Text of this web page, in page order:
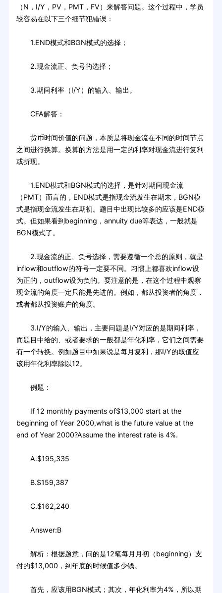
（N，I/Y，PV，PMT，FV）来解答问题。这个过程中，学员
较容易在以下三个细节犯错误：
1.END模式和BGN模式的选择；
2.现金流正、负号的选择；
3.期间利率（I/Y）的输入、输出。
CFA解答：
货币时间价值的问题，本质是将现金流在不同的时间节点
之间进行换算。换算的方法是用一定的利率对现金流进行复利
或折现。
1.END模式和BGN模式的选择，是针对期间现金流
（PMT）而言的，END模式是指现金流发生在期末，BGN模
式是指现金流发生在期初。题目中出现比较多的应该是END模
式。但如果看到beginning，annuity due等表达，一般就是
BGN模式了。
2.现金流的正、负号选择，需要遵循一个总的原则，就是
inflow和outflow的符号一定要不同。习惯上都喜欢inflow设
为正的，outflow设为负的。要注意的是，在这个过程中观察
现金流的角度一定只能是先进的。例如，都从投资者的角度，
或者都从投资账户的角度。
3.I/Y的输入、输出，主要问题是I/Y对应的是期间利率，
而题目中给的、或者要求的一般都是年化利率，它们之间需要
有一个转换。例如题目中如果说是每月复利，那I/Y的取值应
该用年化利率除以12。
例题：
If 12 monthly payments of$13,000 start at the
beginning of Year 2000,what is the future value at the
end of Year 2000?Assume the interest rate is 4%.
A.$195,335
B.$159,387
C.$162,240
Answer:B
解析：根据题意，问的是12笔每月月初（beginning）支
付的$13,000，到年底的时候值多少钱。
首先，应该用BGN模式；其次，年化利率为4%，所以期